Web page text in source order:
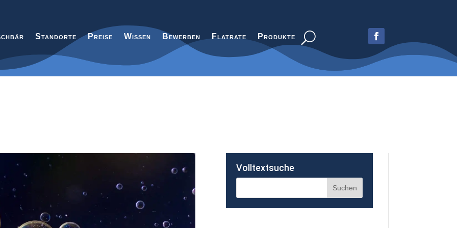
Standorte Preise Wissen Bewerben Flatrate Produkte
Volltextsuche